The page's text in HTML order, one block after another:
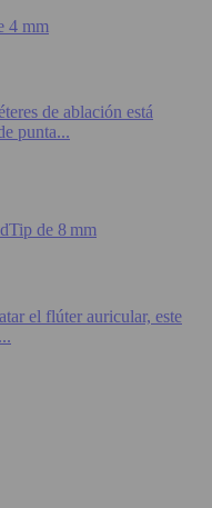
4 mm
de ablación está
punta...
de 8 mm
el flúter auricular, este